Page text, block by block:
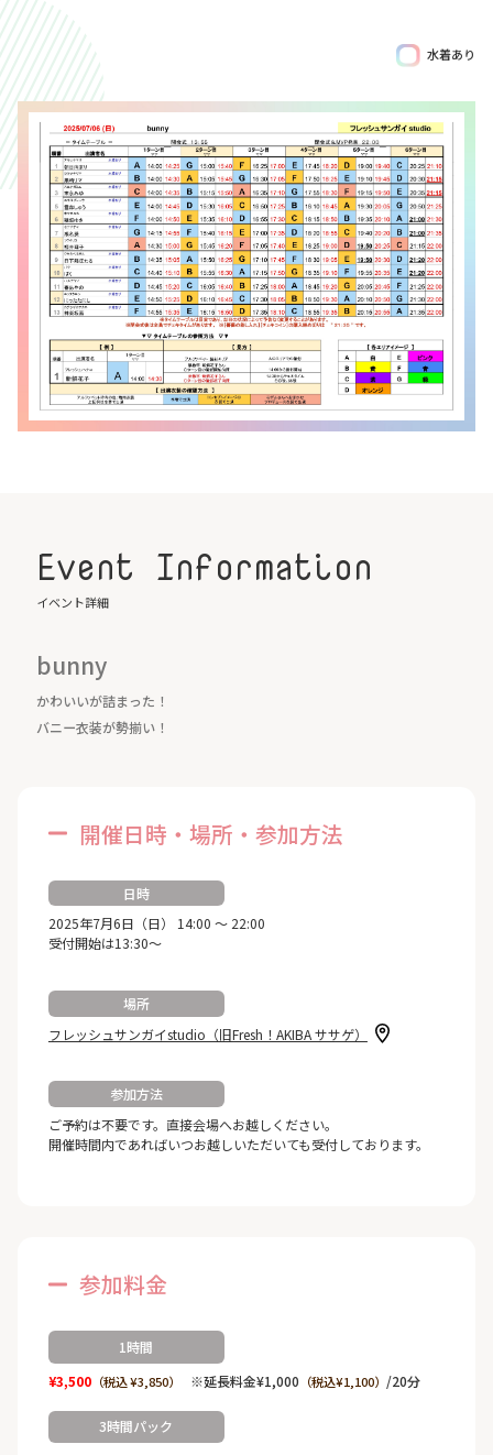
水着あり
Event Information
イベント詳細
bunny
かわいいが詰まった！
バニー衣装が勢揃い！
開催日時・場所・参加方法
日時
2025年7月6日（日） 14:00 ～ 22:00
受付開始は13:30～
場所
フレッシュサンガイstudio（旧Fresh！AKIBA ササゲ）
参加方法
ご予約は不要です。直接会場へお越しください。
開催時間内であればいつお越しいただいても受付しております。
参加料金
1時間
¥3,500（税込 ¥3,850） ※延長料金¥1,000 （税込¥1,100） /20分
3時間パック